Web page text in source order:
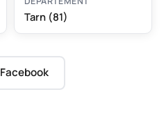
Tarn (81)
Facebook